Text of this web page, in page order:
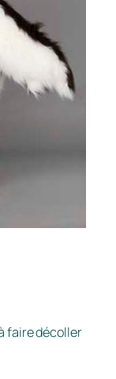
faire décoller